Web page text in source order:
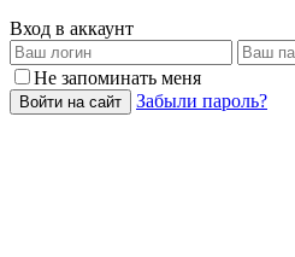
Вход в аккаунт
Не запоминать меня
Войти на сайт Забыли пароль?